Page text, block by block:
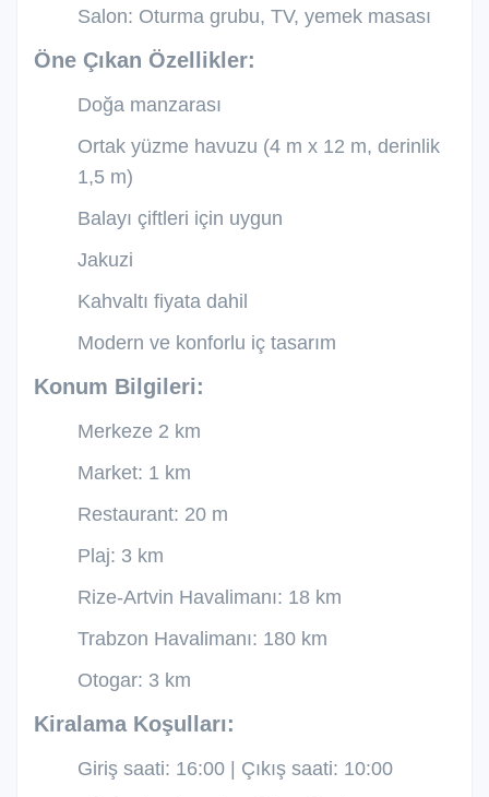
Salon: Oturma grubu, TV, yemek masası
Öne Çıkan Özellikler:
Doğa manzarası
Ortak yüzme havuzu (4 m x 12 m, derinlik
1,5 m)
Balayı çiftleri için uygun
Jakuzi
Kahvaltı fiyata dahil
Modern ve konforlu iç tasarım
Konum Bilgileri:
Merkeze 2 km
Market: 1 km
Restaurant: 20 m
Plaj: 3 km
Rize-Artvin Havalimanı: 18 km
Trabzon Havalimanı: 180 km
Otogar: 3 km
Kiralama Koşulları:
Giriş saati: 16:00 | Çıkış saati: 10:00